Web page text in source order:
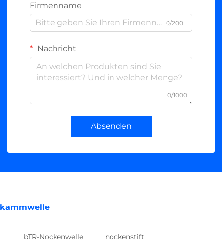
Firmenname
0/200
Nachricht
0/1000
Absenden
kammwelle
bTR-Nockenwelle nockenstift